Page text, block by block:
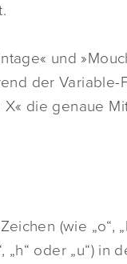
und
der Variable-
die genaue
(wie „o“,
oder „u“) in